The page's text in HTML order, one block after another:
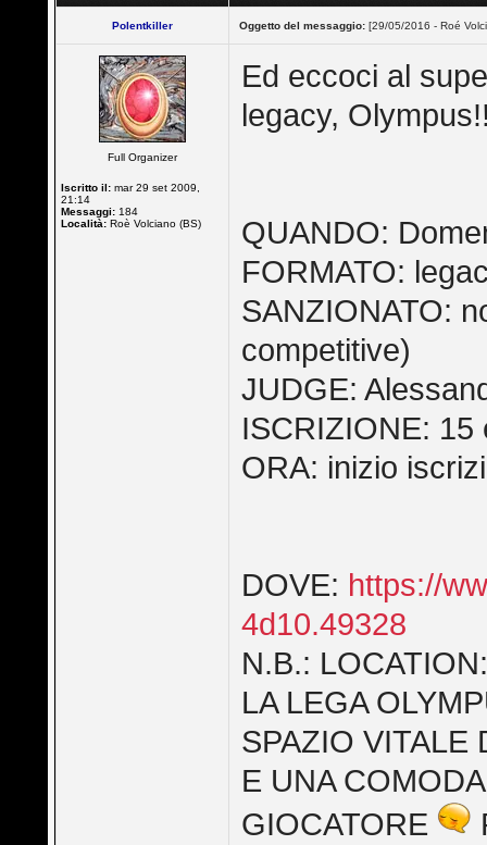
Polentkiller Oggetto del messaggio: [29/05/2016 - Roé
Full Organizer
Iscritto il: mar 29 set 2009,
21:14
Messaggi: 184
Località: Roè Volciano (BS)
Ed eccoci al
legacy,
QUANDO:
FORMATO:
SANZIONATO:
competitive)
JUDGE:
ISCRIZIONE: 15
ORA: inizio
DOVE: https://
4d10.49328
N.B.:
LA LEGA
SPAZIO VITALE
E UNA
GIOCATORE